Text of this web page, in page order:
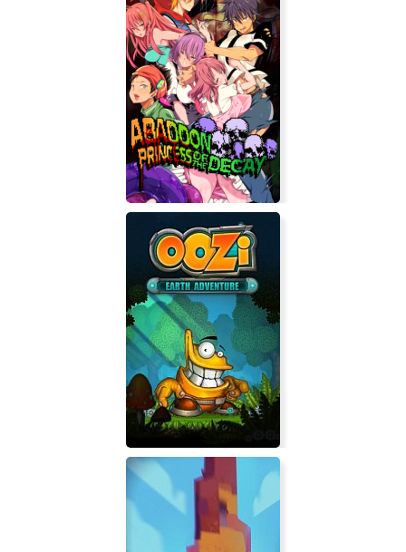
Abaddon: Princess of the Decay